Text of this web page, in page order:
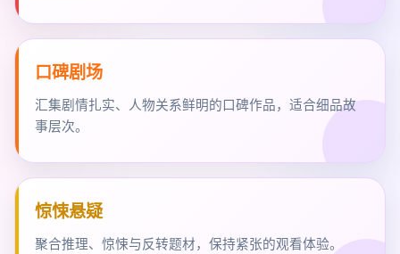
口碑剧场
汇集剧情扎实、人物关系鲜明的口碑作品，适合细品故
事层次。
惊悚悬疑
聚合推理、惊悚与反转题材，保持紧张的观看体验。